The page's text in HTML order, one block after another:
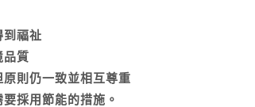
到福祉
品質
則仍一致並相互尊重
採用節能的措施。